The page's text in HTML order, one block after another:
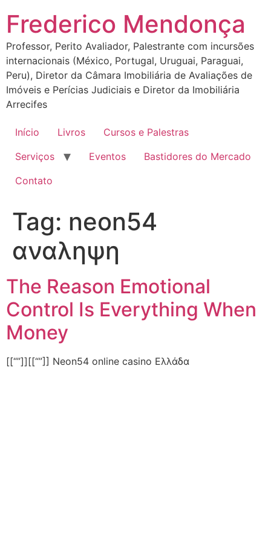
para
conteúdo
Frederico Mendonça
Professor, Perito Avaliador, Palestrante com incursões
internacionais (México, Portugal, Uruguai, Paraguai,
Peru), Diretor da Câmara Imobiliária de Avaliações de
Imóveis e Perícias Judiciais e Diretor da Imobiliária
Arrecifes
Início Livros
Cursos e Palestras
Serviços
Eventos
Bastidores do Mercado
Contato
Tag: neon54
αναληψη
The Reason Emotional
Control Is Everything When
Money
[[“”]][[“”]] Neon54 online casino Ελλάδα